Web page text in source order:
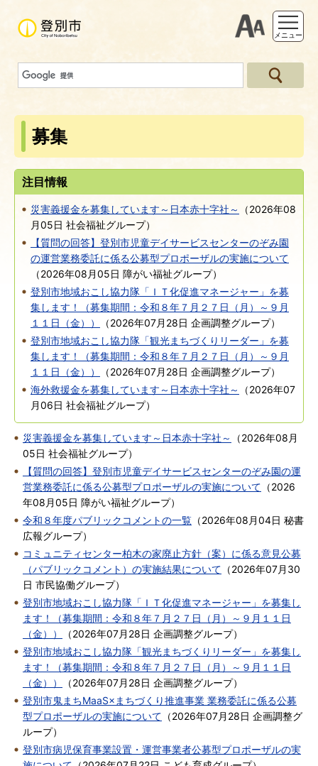
支援ツー
メニュー
募集
注目情報
災害義援金を募集しています～日本赤十字社～ （2026年08
月05日 社会福祉グループ）
【質問の回答】登別市児童デイサービスセンターのぞみ園
の運営業務委託に係る公募型プロポーザルの実施について
（2026年08月05日 障がい福祉グループ）
登別市地域おこし協力隊「ＩＴ化促進マネージャー」を募
集します！（募集期間：令和８年７月２７日（月）～９月
１１日（金））
（2026年07月28日 企画調整グループ）
登別市地域おこし協力隊「観光まちづくりリーダー」を募
集します！（募集期間：令和８年７月２７日（月）～９月
１１日（金））
（2026年07月28日 企画調整グループ）
海外救援金を募集しています～日本赤十字社～
（2026年07
月06日 社会福祉グループ）
災害義援金を募集しています～日本赤十字社～ （2026年08月
05日 社会福祉グループ）
【質問の回答】登別市児童デイサービスセンターのぞみ園の運
営業務委託に係る公募型プロポーザルの実施について （2026
年08月05日 障がい福祉グループ）
令和８年度パブリックコメントの一覧 （2026年08月04日 秘書
広報グループ）
コミュニティセンター柏木の家廃止方針（案）に係る意見公募
（パブリックコメント）の実施結果について （2026年07月30
日 市民協働グループ）
登別市地域おこし協力隊「ＩＴ化促進マネージャー」を募集し
ます！（募集期間：令和８年７月２７日（月）～９月１１日
（金））
（2026年07月28日 企画調整グループ）
登別市地域おこし協力隊「観光まちづくりリーダー」を募集し
ます！（募集期間：令和８年７月２７日（月）～９月１１日
（金））
（2026年07月28日 企画調整グループ）
登別市鬼まちMaaS×まちづくり推進事業 業務委託に係る公募
型プロポーザルの実施について （2026年07月28日 企画調整グ
ループ）
登別市病児保育事業設置・運営事業者公募型プロポーザルの実